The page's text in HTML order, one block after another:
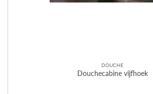
DOUCHE
Douchecabine vijfhoek